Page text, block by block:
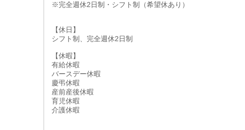
※完全週休2日制・シフト制（希望休あり）
【休日】
シフト制、完全週休2日制
【休暇】
有給休暇
バースデー休暇
慶弔休暇
産前産後休暇
育児休暇
介護休暇